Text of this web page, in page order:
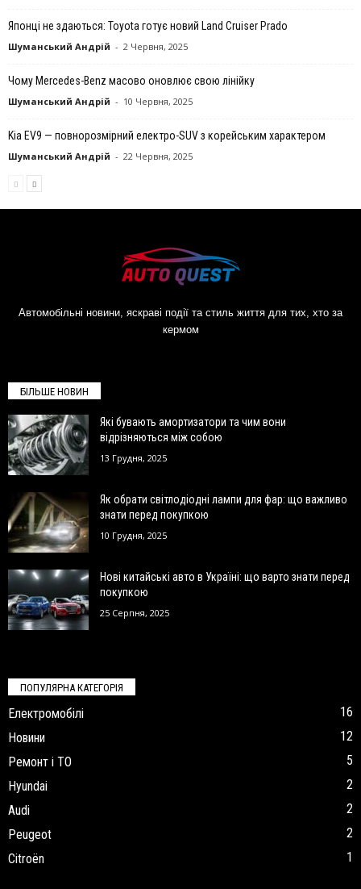
Японці не здаються: Toyota готує новий Land Cruiser Prado
Шуманський Андрій - 2 Червня, 2025
Чому Mercedes-Benz масово оновлює свою лінійку
Шуманський Андрій - 10 Червня, 2025
Kia EV9 — повнорозмірний електро-SUV з корейським характером
Шуманський Андрій - 22 Червня, 2025
Автомобільні новини, яскраві події та стиль життя для тих, хто за
кермом
БІЛЬШЕ НОВИН
Які бувають амортизатори та чим вони
відрізняються між собою
13 Грудня, 2025
Як обрати світлодіодні лампи для фар: що важливо
знати перед покупкою
10 Грудня, 2025
Нові китайські авто в Україні: що варто знати перед
покупкою
25 Серпня, 2025
ПОПУЛЯРНА КАТЕГОРІЯ
Електромобілі
16
Новини
12
Ремонт і ТО
5
Hyundai
2
Audi
2
Peugeot
2
Citroën
1